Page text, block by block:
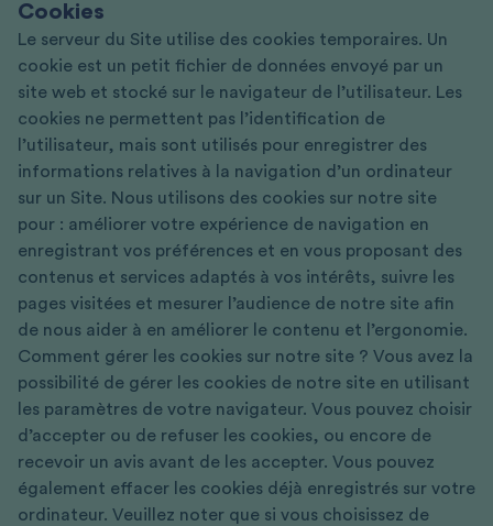
Cookies
Le serveur du Site utilise des cookies temporaires. Un
cookie est un petit fichier de données envoyé par un
site web et stocké sur le navigateur de l’utilisateur. Les
cookies ne permettent pas l’identification de
l’utilisateur, mais sont utilisés pour enregistrer des
informations relatives à la navigation d’un ordinateur
sur un Site. Nous utilisons des cookies sur notre site
pour : améliorer votre expérience de navigation en
enregistrant vos préférences et en vous proposant des
contenus et services adaptés à vos intérêts, suivre les
pages visitées et mesurer l’audience de notre site afin
de nous aider à en améliorer le contenu et l’ergonomie.
Comment gérer les cookies sur notre site ? Vous avez la
possibilité de gérer les cookies de notre site en utilisant
les paramètres de votre navigateur. Vous pouvez choisir
d’accepter ou de refuser les cookies, ou encore de
recevoir un avis avant de les accepter. Vous pouvez
également effacer les cookies déjà enregistrés sur votre
ordinateur. Veuillez noter que si vous choisissez de